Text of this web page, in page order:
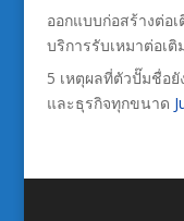
ออกแบบก่อสร้างต่อ
บริการรับเหมาต่อเติ
5 เหตุผลที่ตัวปั๊มชื่อ
และธุรกิจทุกขนาด